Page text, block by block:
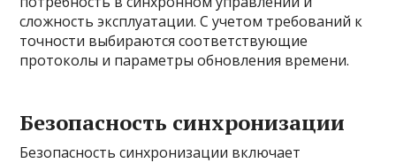
сложность эксплуатации. С учетом требований к
точности выбираются соответствующие
протоколы и параметры обновления времени.
Безопасность синхронизации
Безопасность синхронизации включает